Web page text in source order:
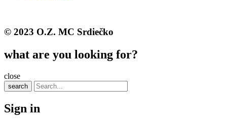
© 2023 O.Z. MC Srdiečko
what are you looking for?
close
search
Sign in